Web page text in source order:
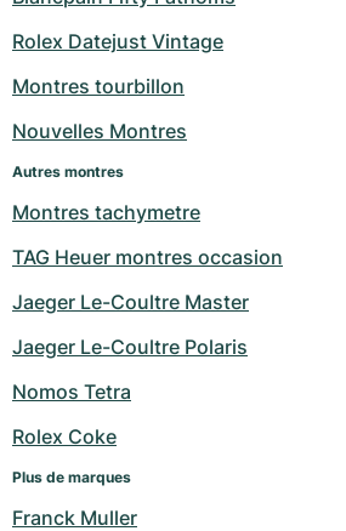
Milgauss
Oyster Perpetual
Yacht-Master II
Sea-Dweller
Sky-Dweller
Montres pour femmes
Ronde
Rotonde
Pasha
Tortue
Baignoire
Roadster
Montres d'occasion
Professional
Bentley
Cockpit
Chronospace
Super Avenger
Montbrillant
Montres d'occasion
Formula 1
Grand Carrera
Montres pour femmes
Portofino
Portugieser
Aquatimer
Spitfire
GST
Montres d'occasion
Spirit of Big Bang
King Power
Rolex Datejust Vintage
Montres tourbillon
Nouvelles Montres
Autres montres
Montres tachymetre
TAG Heuer montres occasion
Jaeger Le-Coultre Master
Jaeger Le-Coultre Polaris
Nomos Tetra
Rolex Coke
Plus de marques
Franck Muller